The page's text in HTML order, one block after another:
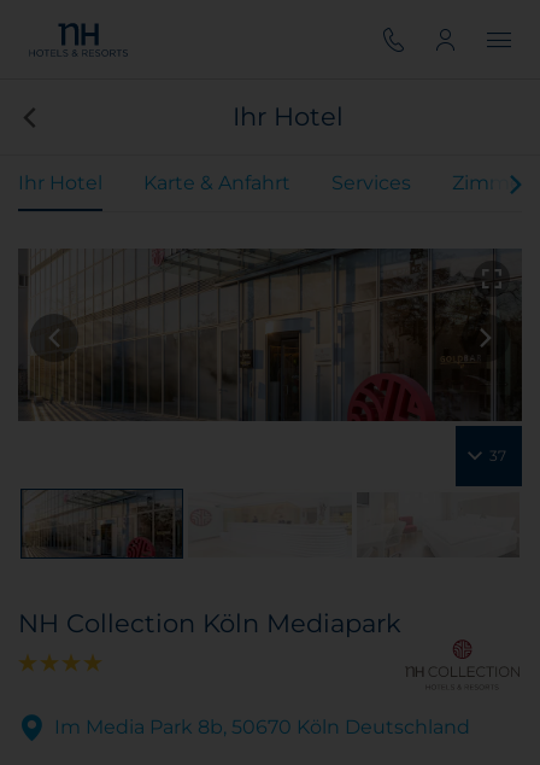
Ihr Hotel
Ihr Hotel Karte & Anfahrt Services Zimmer
37
NH Collection Köln Mediapark
Im Media Park 8b, 50670 Köln Deutschland